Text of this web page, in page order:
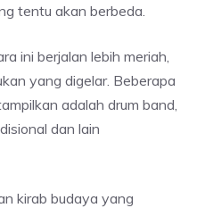
tentu akan berbeda.
ini berjalan lebih meriah,
yang digelar. Beberapa
adalah drum band,
dan lain
kirab budaya yang